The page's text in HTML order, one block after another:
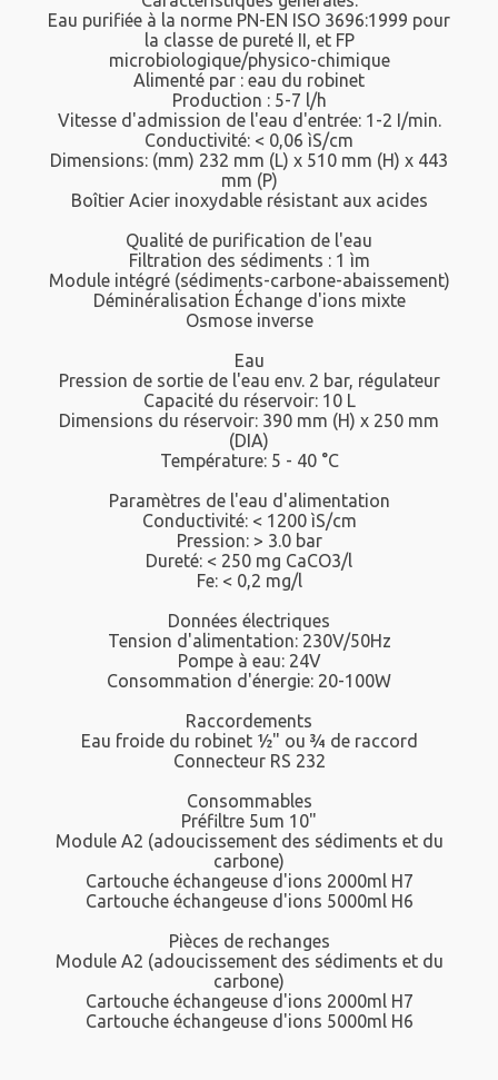
Eau purifiée à la norme PN-EN ISO 3696:1999 pour
la classe de pureté II, et FP
microbiologique/physico-chimique
Alimenté par : eau du robinet
Production : 5-7 l/h
Vitesse d'admission de l'eau d'entrée: 1-2 I/min.
Conductivité: < 0,06 ìS/cm
Dimensions: (mm) 232 mm (L) x 510 mm (H) x 443
mm (P)
Boîtier Acier inoxydable résistant aux acides
Qualité de purification de l'eau
Filtration des sédiments : 1 ìm
Module intégré (sédiments-carbone-abaissement)
Déminéralisation Échange d'ions mixte
Osmose inverse
Eau
Pression de sortie de l'eau env. 2 bar, régulateur
Capacité du réservoir: 10 L
Dimensions du réservoir: 390 mm (H) x 250 mm
(DIA)
Température: 5 - 40 °C
Paramètres de l'eau d'alimentation
Conductivité: < 1200 ìS/cm
Pression: > 3.0 bar
Dureté: < 250 mg CaCO3/l
Fe: < 0,2 mg/l
Données électriques
Tension d'alimentation: 230V/50Hz
Pompe à eau: 24V
Consommation d'énergie: 20-100W
Raccordements
Eau froide du robinet ½" ou ¾ de raccord
Connecteur RS 232
Consommables
Préfiltre 5um 10"
Module A2 (adoucissement des sédiments et du
carbone)
Cartouche échangeuse d'ions 2000ml H7
Cartouche échangeuse d'ions 5000ml H6
Pièces de rechanges
Module A2 (adoucissement des sédiments et du
carbone)
Cartouche échangeuse d'ions 2000ml H7
Cartouche échangeuse d'ions 5000ml H6